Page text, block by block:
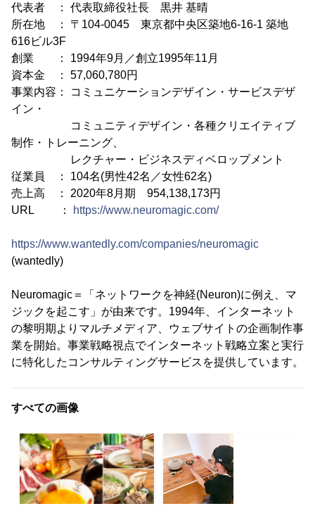
代表者 ： 代表取締役社長 黒井 基晴
所在地 ： 〒104-0045 東京都中央区築地6-16-1 築地
616ビル3F
創業 ： 1994年9月／創立1995年11月
資本金 ： 57,060,780円
事業内容： コミュニケーションデザイン・サービスデザ
イン・
コミュニティデザイン・各種クリエイティブ
制作・トレーニング、
レクチャー・ビジネスディベロップメント
従業員 ： 104名(男性42名／女性62名)
売上高 ： 2020年8月期 954,138,173円
URL ：
https://www.neuromagic.com/
https://www.wantedly.com/companies/neuromagic
(wantedly)
Neuromagic＝「ネットワークを神経(Neuron)に例え、マ
ジックを起こす」が由来です。1994年、インターネット
の黎明期よりマルチメディア、ウェブサイトの企画制作事
業を開始。事業戦略視点でインターネット戦略立案と実行
に特化したコンサルティングサービスを提供しています。
すべての画像